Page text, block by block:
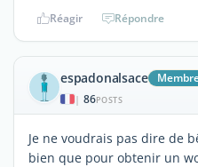
Réagir Répondre
espadonalsace
| 86POSTS
Je ne voudrais pas dire de
bien que pour obtenir un